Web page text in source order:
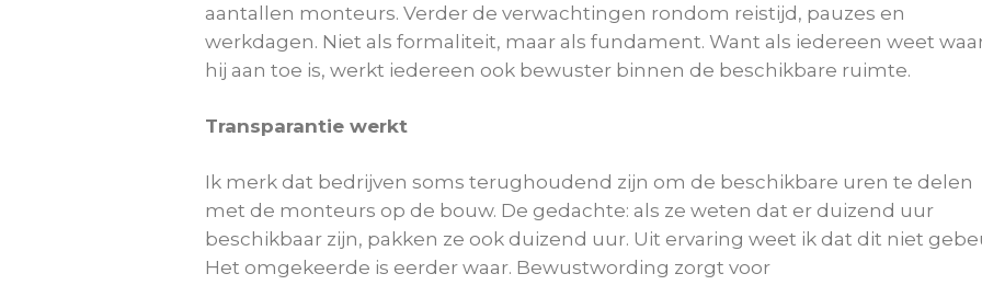
aantallen monteurs. Verder de verwachtingen rondom reistijd, pauzes en
werkdagen. Niet als formaliteit, maar als fundament. Want als iedereen weet
hij aan toe is, werkt iedereen ook bewuster binnen de beschikbare ruimte.
Transparantie werkt
Ik merk dat bedrijven soms terughoudend zijn om de beschikbare uren te delen
met de monteurs op de bouw. De gedachte: als ze weten dat er duizend uur
beschikbaar zijn, pakken ze ook duizend uur. Uit ervaring weet ik dat dit niet
Het omgekeerde is eerder waar. Bewustwording zorgt voor